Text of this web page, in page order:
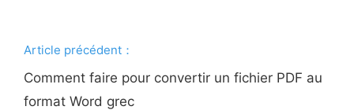
Article précédent：
Comment faire pour convertir un fichier PDF au
format Word grec